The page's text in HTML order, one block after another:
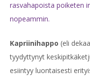
rasvahapoista poiketen
nopeammin.
Kapriinihappo (eli
tyydyttynyt
esiintyy luontaisesti